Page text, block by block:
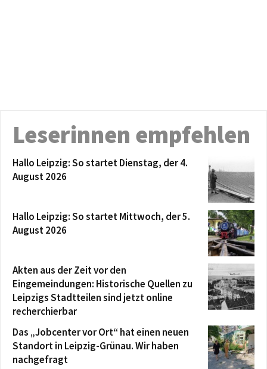
Leserinnen empfehlen
Hallo Leipzig: So startet Dienstag, der 4.
August 2026
Hallo Leipzig: So startet Mittwoch, der 5.
August 2026
Akten aus der Zeit vor den
Eingemeindungen: Historische Quellen zu
Leipzigs Stadtteilen sind jetzt online
recherchierbar
Das „Jobcenter vor Ort“ hat einen neuen
Standort in Leipzig-Grünau. Wir haben
nachgefragt